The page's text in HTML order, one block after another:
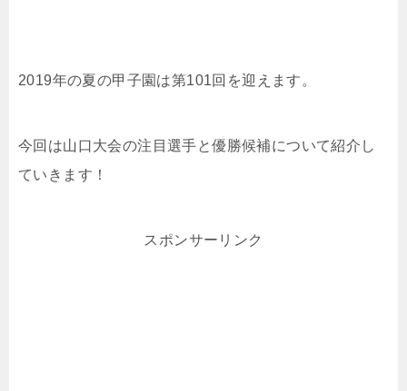
2019年の夏の甲子園は第101回を迎えます。
今回は山口大会の注目選手と優勝候補について紹介し
ていきます！
スポンサーリンク